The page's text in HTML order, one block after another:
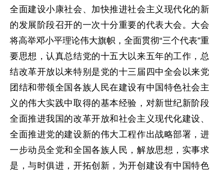
全面建设小康社会、加快推进社会主义现代化的新
的发展阶段召开的一次十分重要的代表大会。大会
将高举邓小平理论伟大旗帜，全面贯彻“三个代表”重
要思想，认真总结党的十五大以来五年的工作，总
结改革开放以来特别是党的十三届四中全会以来党
团结和带领全国各族人民在建设有中国特色社会主
义的伟大实践中取得的基本经验，对新世纪新阶段
全面推进我国的改革开放和社会主义现代化建设、
全面推进党的建设新的伟大工程作出战略部署，进
一步动员全党和全国各族人民，解放思想，实事求
是，与时俱进，开拓创新，为开创建设有中国特色